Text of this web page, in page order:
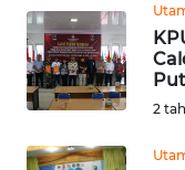
2
INDEKS
BERITA
KONTAK